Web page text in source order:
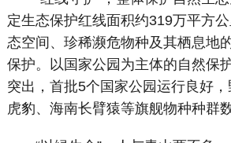
定生态保护红线面积约319万平方
态空间、珍稀濒危物种及其栖息地
保护。以国家公园为主体的自然保
突出，首批5个国家公园运行良好
虎豹、海南长臂猿等旗舰物种种群